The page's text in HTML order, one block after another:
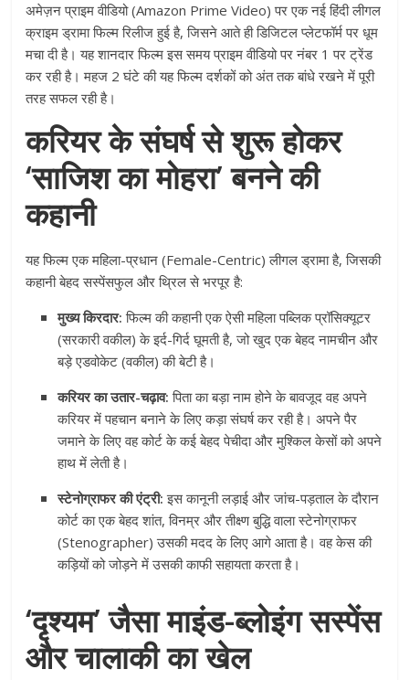
अमेज़न प्राइम वीडियो (Amazon Prime Video) पर एक नई हिंदी लीगल
क्राइम ड्रामा फिल्म रिलीज हुई है, जिसने आते ही डिजिटल प्लेटफॉर्म पर धूम
मचा दी है। यह शानदार फिल्म इस समय प्राइम वीडियो पर नंबर 1 पर ट्रेंड
कर रही है। महज 2 घंटे की यह फिल्म दर्शकों को अंत तक बांधे रखने में पूरी
तरह सफल रही है।
करियर के संघर्ष से शुरू होकर
‘साजिश का मोहरा’ बनने की
कहानी
यह फिल्म एक महिला-प्रधान (Female-Centric) लीगल ड्रामा है, जिसकी
कहानी बेहद सस्पेंसफुल और थ्रिल से भरपूर है:
मुख्य किरदार: फिल्म की कहानी एक ऐसी महिला पब्लिक प्रॉसिक्यूटर
(सरकारी वकील) के इर्द-गिर्द घूमती है, जो खुद एक बेहद नामचीन और
बड़े एडवोकेट (वकील) की बेटी है।
करियर का उतार-चढ़ाव: पिता का बड़ा नाम होने के बावजूद वह अपने
करियर में पहचान बनाने के लिए कड़ा संघर्ष कर रही है। अपने पैर
जमाने के लिए वह कोर्ट के कई बेहद पेचीदा और मुश्किल केसों को अपने
हाथ में लेती है।
स्टेनोग्राफर की एंट्री: इस कानूनी लड़ाई और जांच-पड़ताल के दौरान
कोर्ट का एक बेहद शांत, विनम्र और तीक्ष्ण बुद्धि वाला स्टेनोग्राफर
(Stenographer) उसकी मदद के लिए आगे आता है। वह केस की
कड़ियों को जोड़ने में उसकी काफी सहायता करता है।
‘दृश्यम’ जैसा माइंड-ब्लोइंग सस्पेंस
और चालाकी का खेल